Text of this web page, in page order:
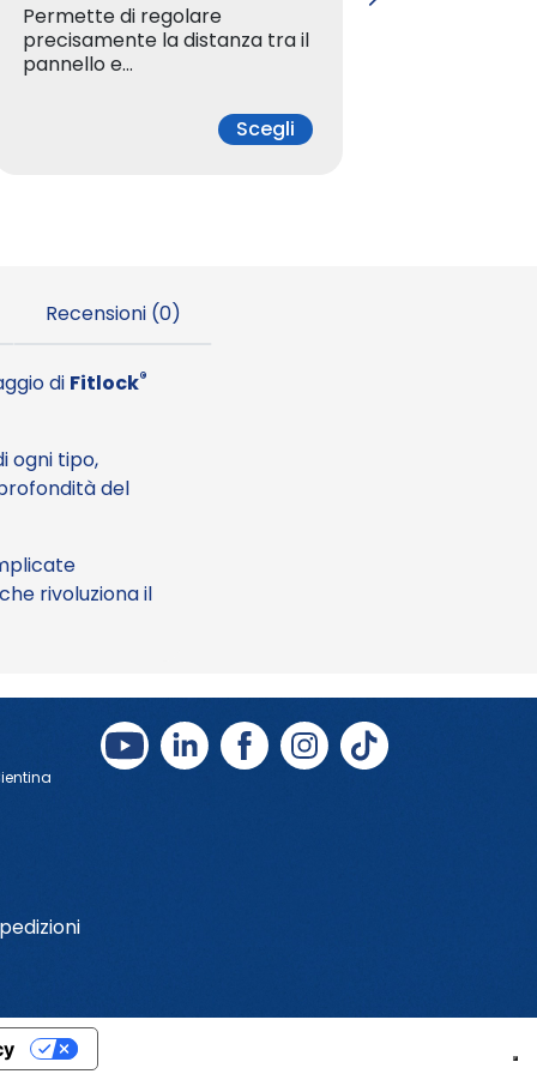
4
€
Permette di regolare
precisamente la distanza tra il
pannello e…
Scegli
Recensioni (0)
di Fitlock®
ogni tipo,
del
rivoluziona il